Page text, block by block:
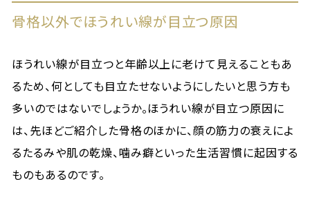
骨格以外でほうれい線が目立つ原因
ほうれい線が目立つと年齢以上に老けて見えることもあ
るため、何としても目立たせないようにしたいと思う方も
多いのではないでしょうか。ほうれい線が目立つ原因に
は、先ほどご紹介した骨格のほかに、顔の筋力の衰えによ
るたるみや肌の乾燥、噛み癖といった生活習慣に起因する
ものもあるのです。